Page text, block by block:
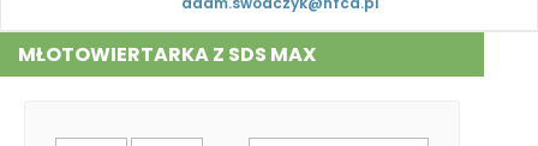
MŁOTOWIERTARKA Z SDS MAX